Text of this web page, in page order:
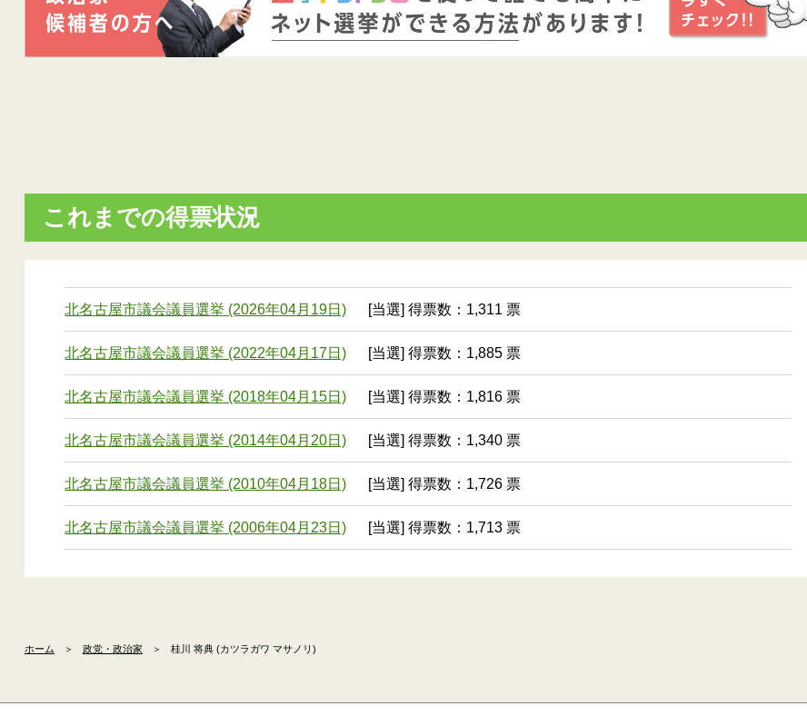
これまでの得票状況
北名古屋市議会議員選挙 (2026年04月19日) [当選] 得票数：1,311 票
北名古屋市議会議員選挙 (2022年04月17日) [当選] 得票数：1,885 票
北名古屋市議会議員選挙 (2018年04月15日) [当選] 得票数：1,816 票
北名古屋市議会議員選挙 (2014年04月20日) [当選] 得票数：1,340 票
北名古屋市議会議員選挙 (2010年04月18日) [当選] 得票数：1,726 票
北名古屋市議会議員選挙 (2006年04月23日) [当選] 得票数：1,713 票
ホーム ＞ 政党・政治家 ＞ 桂川 将典 (カツラガワ マサノリ)